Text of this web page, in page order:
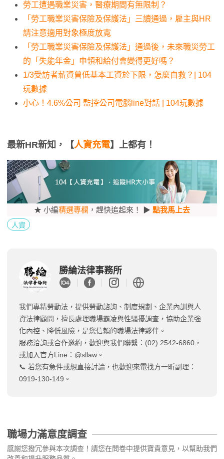
勞工遭遇職業災害，醫療期間有無限制？
「勞工職業災害保險及保護法」三讀通過，雇主與HR
請注意適用對象極度放寬
「勞工職業災害保險及保護法」通過後，未來職災勞工
的「失能年金」申領和給付會變得更好嗎？
1/3受訪者薪資曾低基本工資於下限，怎麼自救？| 104
玩數據
小心！4.6%公司 監控公司電腦line對話 | 104玩數據
最新HR新知，【人資充電】上都有！
★ 小編精選專欄 ，趕快追起來！ ▶ 點我馬上去
人資
勝綸法律事務所
我們專精勞動法，提供勞動諮詢、制度規劃、企業內訓與人
資法律顧問，擅長處理職場霸凌與性騷擾調查，協助企業強
化內控、降低風險，是您信賴的職場法律夥伴。
服務洽詢或合作邀約，歡迎與我們聯繫：(02) 2542-6860，
或加入官方Line：@sllaw。
📞 若您有急件或想直接討論，也歡迎來電找方一昕副理：
0919-130-149。
職場力滿意度調查
感謝您撥冗參與本次調查！請您在問卷中提供寶貴意見，以幫助我們